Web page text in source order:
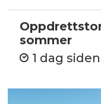
sommer
1 dag siden